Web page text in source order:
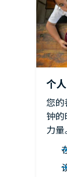
个人
您
钟
力量